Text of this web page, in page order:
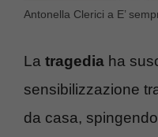
Antonella Clerici a E’
La tragedia ha
sensibilizzazione
da casa,